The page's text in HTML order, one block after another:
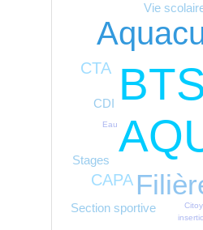
CAPA
CTA
Vie
CDI
Section sportive
Stages
Eau